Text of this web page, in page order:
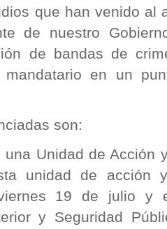
que han venido al
de nuestro
de bandas de
mandatario en un
son:
Unidad de Acción
unidad de acción
19 de julio y
y Seguridad